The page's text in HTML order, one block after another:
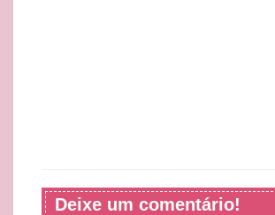
Deixe um comentário!